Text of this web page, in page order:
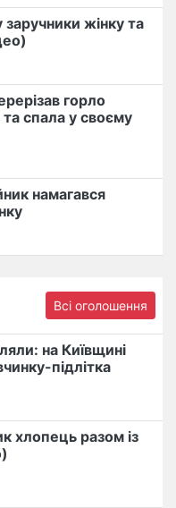
заручники жінку та
горло
та спала у своєму
намагався
Всі оголошення
на Київщині
підлітка
хлопець разом із